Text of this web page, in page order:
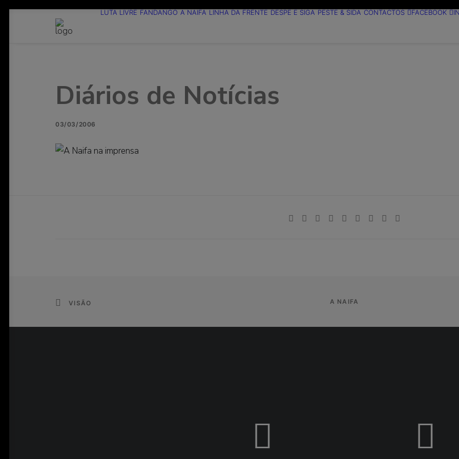
LUTA LIVRE FANDANGO A NAIFA LINHA DA FRENTE DESPE E SIGA PESTE & SIDA CONTACTOS FACEBOOK
Diários de Notícias
03/03/2006
VISÃO A NAIFA